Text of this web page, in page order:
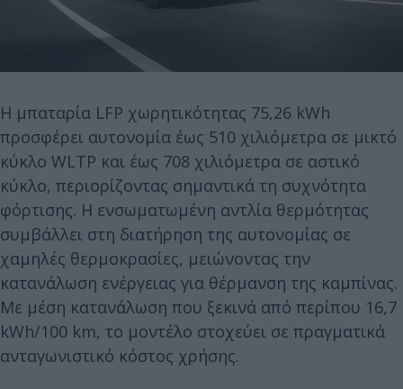
Η μπαταρία LFP χωρητικότητας 75,26 kWh
προσφέρει αυτονομία έως 510 χιλιόμετρα σε μικτό
κύκλο WLTP και έως 708 χιλιόμετρα σε αστικό
κύκλο, περιορίζοντας σημαντικά τη συχνότητα
φόρτισης. Η ενσωματωμένη αντλία θερμότητας
συμβάλλει στη διατήρηση της αυτονομίας σε
χαμηλές θερμοκρασίες, μειώνοντας την
κατανάλωση ενέργειας για θέρμανση της καμπίνας.
Με μέση κατανάλωση που ξεκινά από περίπου 16,7
kWh/100 km, το μοντέλο στοχεύει σε πραγματικά
ανταγωνιστικό κόστος χρήσης.